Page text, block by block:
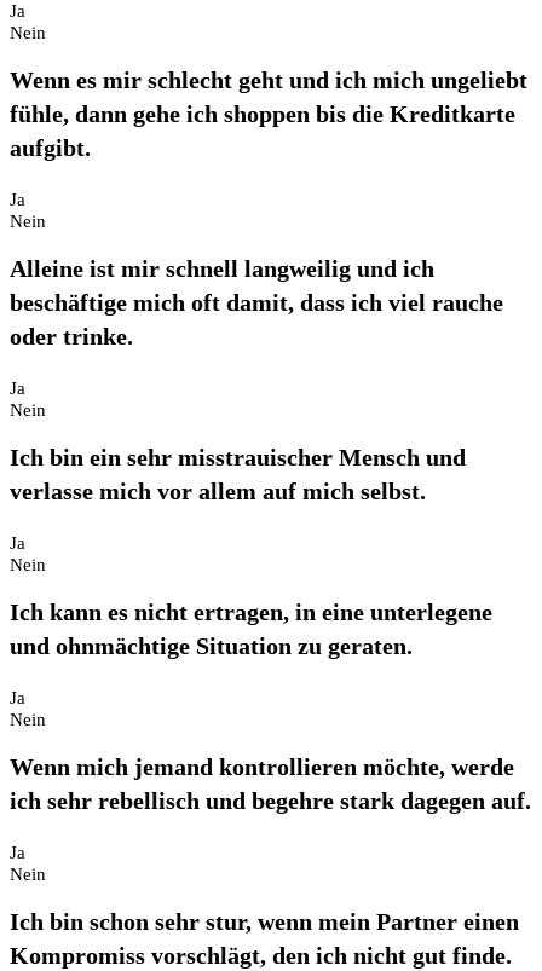
Ja
Nein
Wenn es mir schlecht geht und ich mich ungeliebt
fühle, dann gehe ich shoppen bis die Kreditkarte
aufgibt.
Ja
Nein
Alleine ist mir schnell langweilig und ich
beschäftige mich oft damit, dass ich viel rauche
oder trinke.
Ja
Nein
Ich bin ein sehr misstrauischer Mensch und
verlasse mich vor allem auf mich selbst.
Ja
Nein
Ich kann es nicht ertragen, in eine unterlegene
und ohnmächtige Situation zu geraten.
Ja
Nein
Wenn mich jemand kontrollieren möchte, werde
ich sehr rebellisch und begehre stark dagegen auf.
Ja
Nein
Ich bin schon sehr stur, wenn mein Partner einen
Kompromiss vorschlägt, den ich nicht gut finde.